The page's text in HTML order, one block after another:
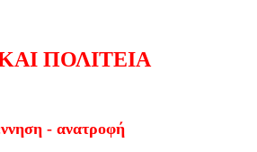
ΠΟΛΙΤΕΙΑ
- ανατροφή